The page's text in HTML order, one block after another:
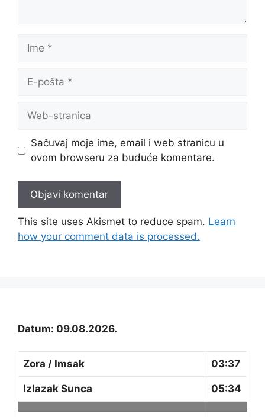
Ime
pošta
Web-
Sačuvaj moje ime, email i web stranicu u
ovom browseru za buduće komentare.
This site uses Akismet to reduce spam. Learn
how your comment data is processed.
Datum: 09.08.2026.
Zora / Imsak 03:37
Izlazak Sunca 05:34